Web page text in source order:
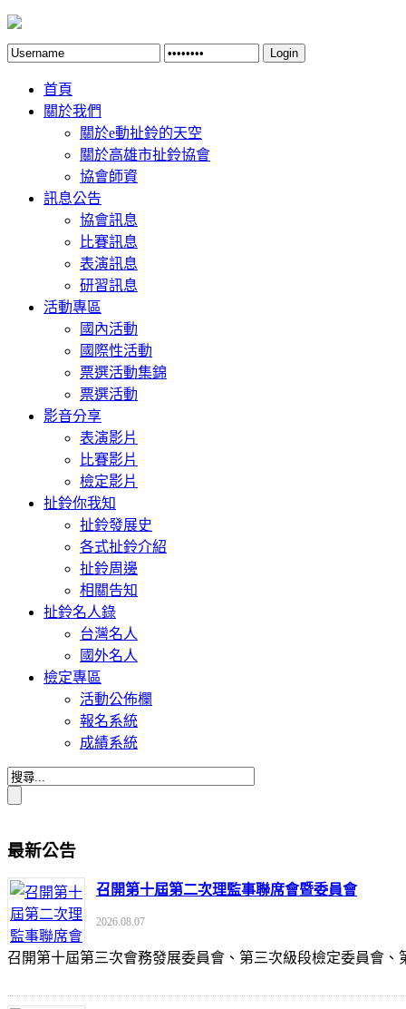
Login
首頁
關於我們
關於e動扯鈴的天空
關於高雄市扯鈴協會
協會師資
訊息公告
協會訊息
比賽訊息
表演訊息
研習訊息
活動專區
國內活動
國際性活動
票選活動集錦
票選活動
影音分享
表演影片
比賽影片
檢定影片
扯鈴你我知
扯鈴發展史
各式扯鈴介紹
扯鈴周邊
相關告知
扯鈴名人錄
台灣名人
國外名人
檢定專區
活動公佈欄
報名系統
成績系統
最新公告
召開第十屆第二次理監事聯席會暨委員會
2026.08.07
召開第十屆第三次會務發展委員會、第三次級段檢定委員